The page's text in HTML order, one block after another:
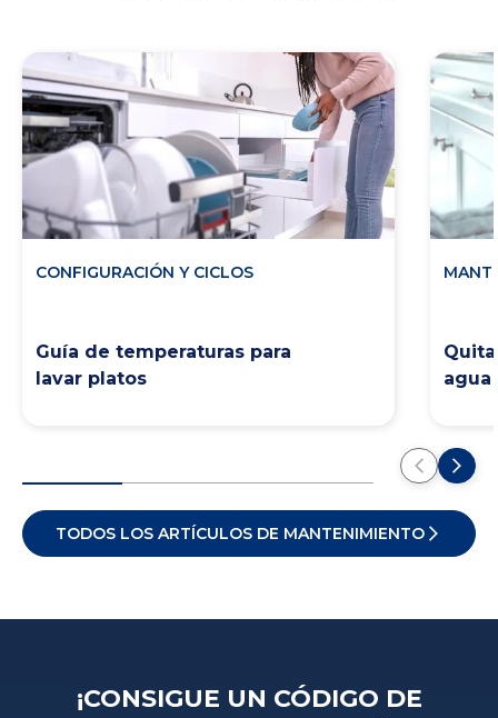
Guía de temperaturas para
lavar platos
CONFIGURACIÓN Y CICLOS
agua
TODOS LOS ARTÍCULOS DE MANTENIMIENTO
¡CONSIGUE UN CÓDIGO DE